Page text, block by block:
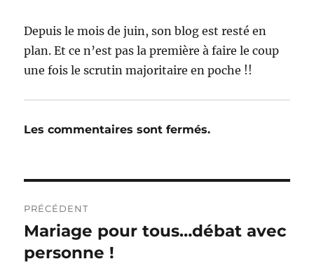
Depuis le mois de juin, son blog est resté en
plan. Et ce n’est pas la première à faire le coup
une fois le scrutin majoritaire en poche !!
Les commentaires sont fermés.
de
l’article
PRÉCÉDENT
Publication
précédente :
Mariage pour tous…débat avec
personne !